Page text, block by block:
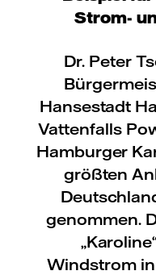
Strom-
Dr. Peter
Hansestadt
Vattenfalls
Hamburger
größten
genommen.
Windstrom